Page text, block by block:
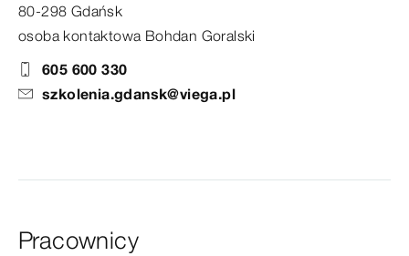
80-298 Gdańsk
osoba kontaktowa Bohdan Goralski
605 600 330
szkolenia.gdansk@viega.pl
Pracownicy